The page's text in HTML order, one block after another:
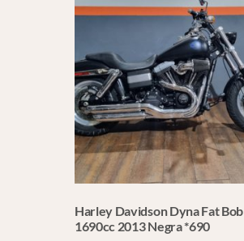
Harley Davidson Dyna Fat Bob
1690cc 2013 Negra *690